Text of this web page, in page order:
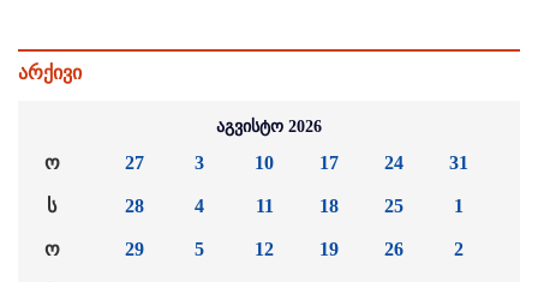
არქივი
აგვისტო 2026
ო
ს
ო
27
28
29
3
4
5
10
11
12
17
18
19
24
25
26
31
1
2